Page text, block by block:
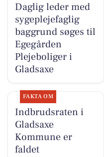
Daglig leder med
sygeplejefaglig
baggrund søges til
Egegården
Plejeboliger i
Gladsaxe
FAKTA OM
Indbrudsraten i
Gladsaxe
Kommune er
faldet